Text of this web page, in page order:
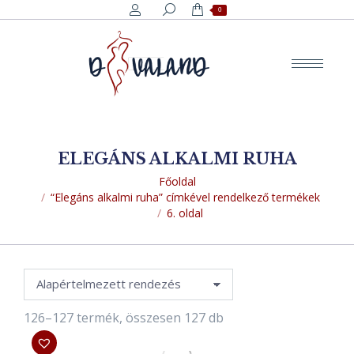
Search: 0
ELEGÁNS ALKALMI RUHA
Főoldal
“Elegáns alkalmi ruha” címkével rendelkező termékek
6. oldal
126–127 termék, összesen 127 db